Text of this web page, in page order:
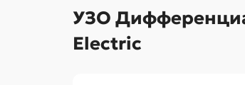
УЗО
Electric